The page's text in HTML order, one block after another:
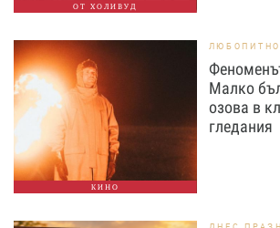
ОТ ХОЛИВУД
КИНО
ЛЮБОПИТНО
Малко
озова в
гледания